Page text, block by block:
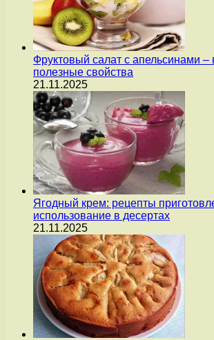
Фруктовый салат с апельсинами –
полезные свойства
21.11.2025
Ягодный крем: рецепты
использование в десертах
21.11.2025